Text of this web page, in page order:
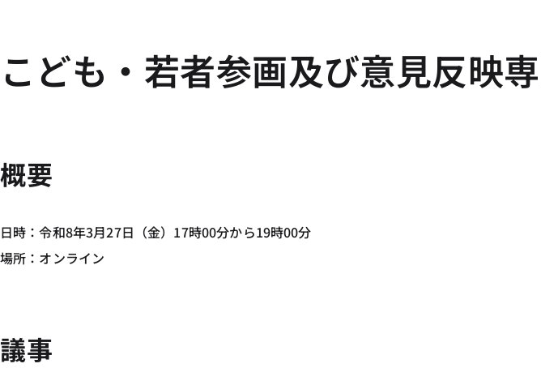
こども・若者参画及び意見反映
概要
日時：令和8年3月27日（金）17時00分から19時00分
場所：オンライン
議事